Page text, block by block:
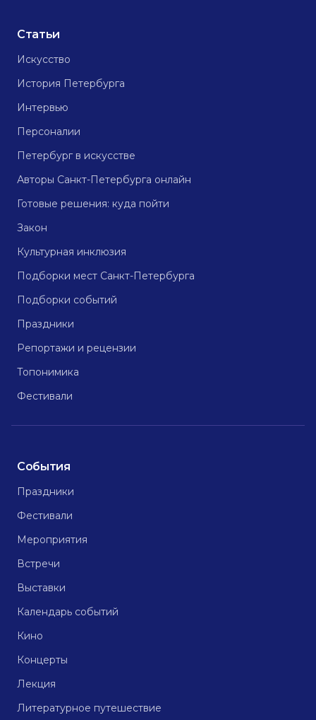
Статьи
Искусство
История Петербурга
Интервью
Персоналии
Петербург в искусстве
Авторы Санкт-Петербурга онлайн
Готовые решения: куда пойти
Закон
Культурная инклюзия
Подборки мест Санкт-Петербурга
Подборки событий
Праздники
Репортажи и рецензии
Топонимика
Фестивали
События
Праздники
Фестивали
Мероприятия
Встречи
Выставки
Календарь событий
Кино
Концерты
Лекция
Литературное путешествие